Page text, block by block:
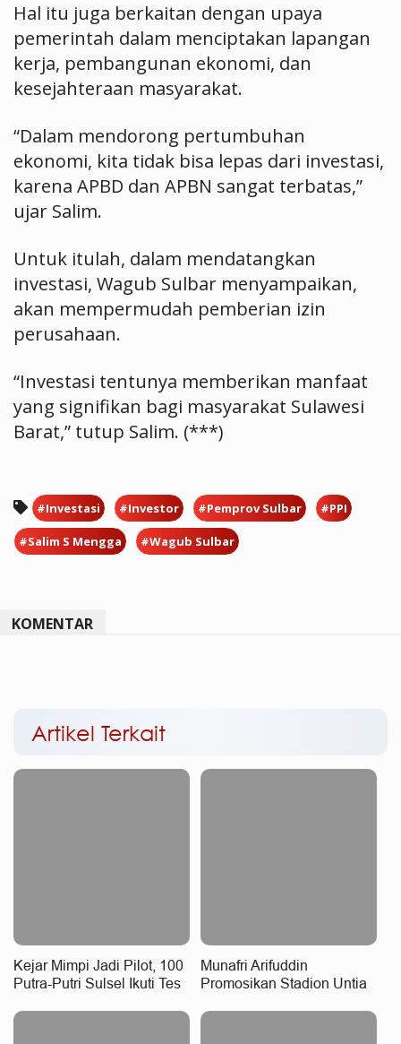
Hal itu juga berkaitan dengan upaya
pemerintah dalam menciptakan lapangan
kerja, pembangunan ekonomi, dan
kesejahteraan masyarakat.
“Dalam mendorong pertumbuhan
ekonomi, kita tidak bisa lepas dari investasi,
karena APBD dan APBN sangat terbatas,”
ujar Salim.
Untuk itulah, dalam mendatangkan
investasi, Wagub Sulbar menyampaikan,
akan mempermudah pemberian izin
perusahaan.
“Investasi tentunya memberikan manfaat
yang signifikan bagi masyarakat Sulawesi
Barat,” tutup Salim. (***)
#Investasi #Investor #Pemprov Sulbar #PPI
#Salim S Mengga #Wagub Sulbar
KOMENTAR
Artikel Terkait
Kejar Mimpi Jadi Pilot, 100
Putra-Putri Sulsel Ikuti Tes
Curug
Munafri Arifuddin
Promosikan Stadion Untia
Investasi Sport Tourism